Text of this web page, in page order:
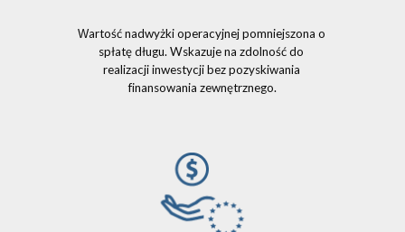
Wartość nadwyżki operacyjnej pomniejszona o
spłatę długu. Wskazuje na zdolność do
realizacji inwestycji bez pozyskiwania
finansowania zewnętrznego.